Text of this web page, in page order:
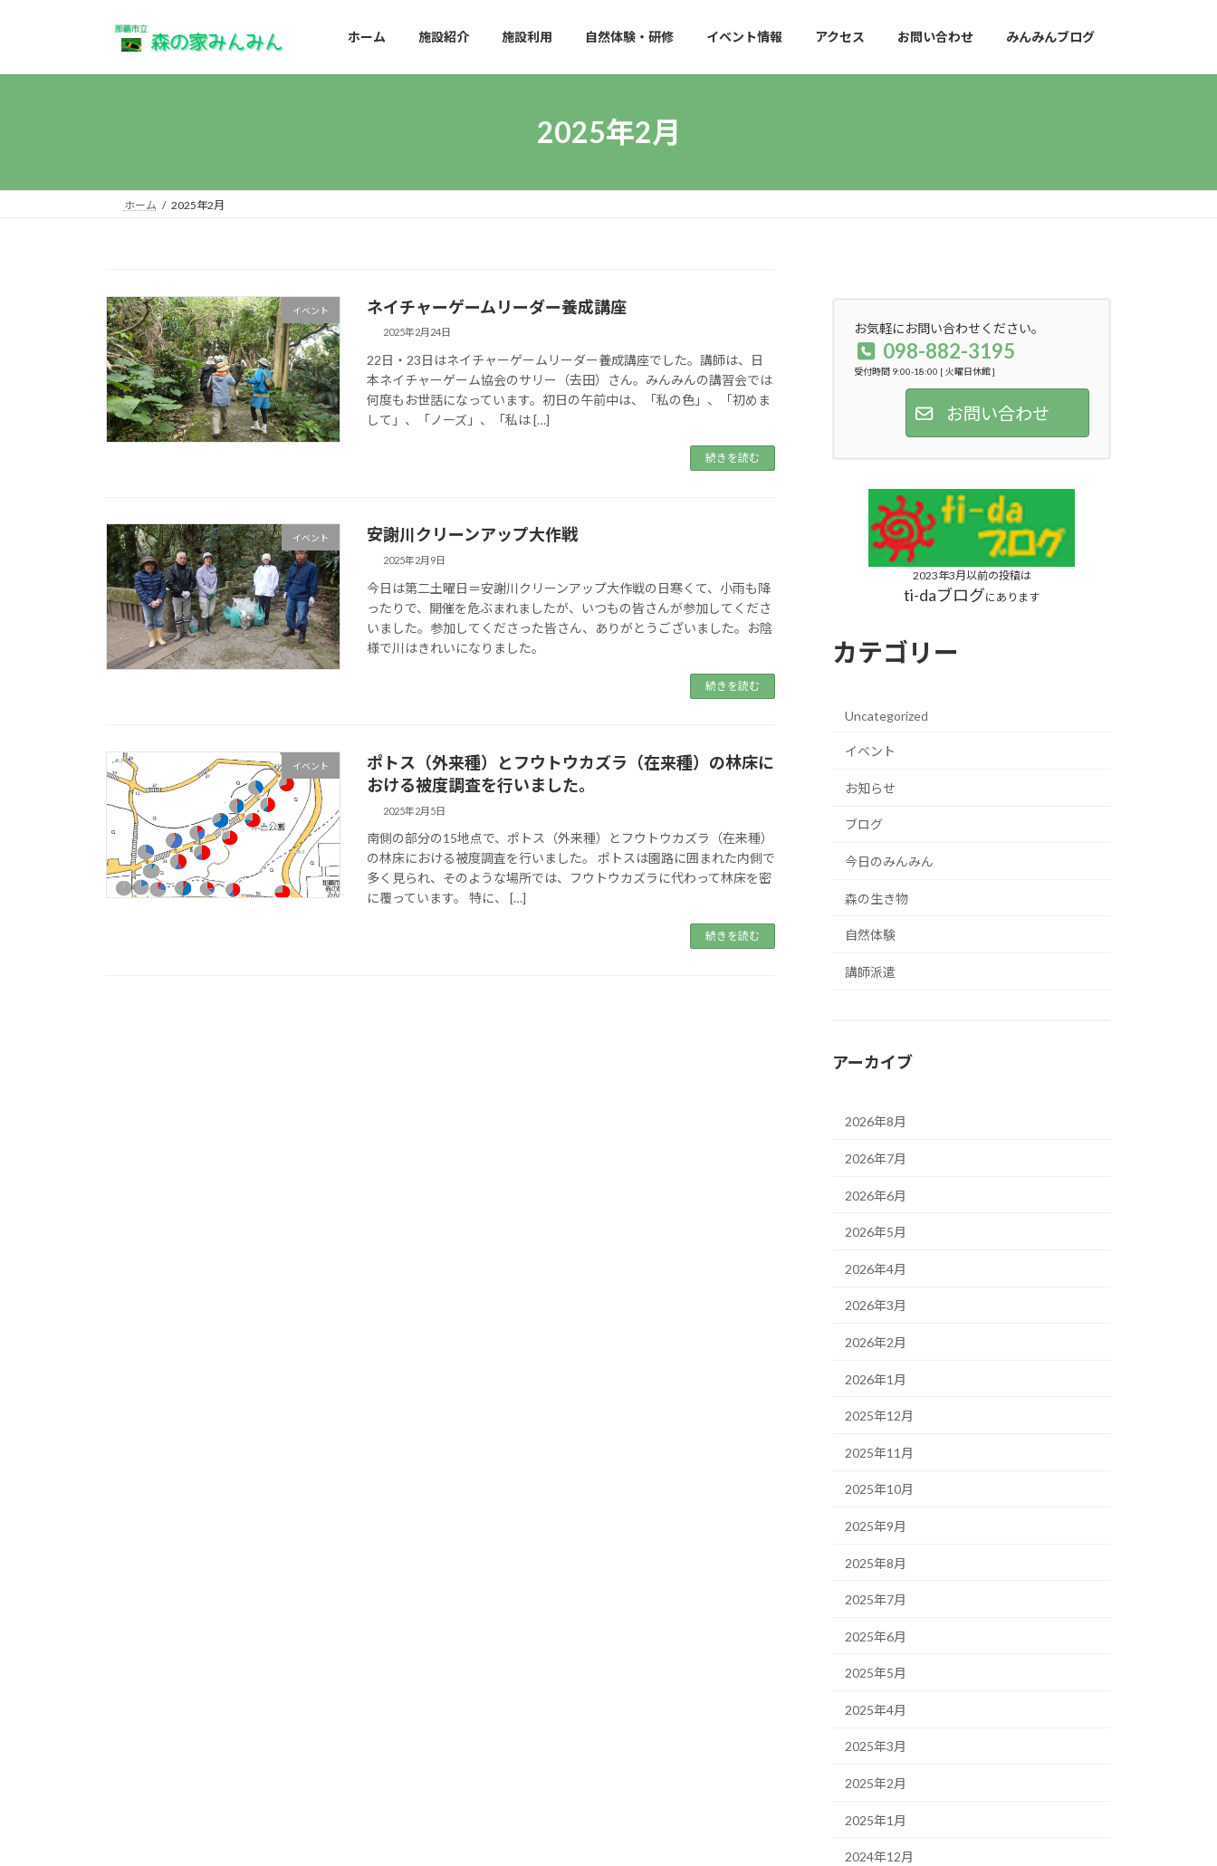
ン
ー
ホーム 施設紹介 施設利用 自然体験・研修 イベント情報 アクセス お問い合わせ みんみんブログ
2025年2月
ホーム 2025年2月
イベント ネイチャーゲームリーダー養成講座
2025年2月24日
22日・23日はネイチャーゲームリーダー養成講座でした。講師は、日
本ネイチャーゲーム協会のサリー（去田）さん。みんみんの講習会では
何度もお世話になっています。初日の午前中は、「私の色」、「初めま
して」、「ノーズ」、「私は […]
続きを読む
イベント 安謝川クリーンアップ大作戦
2025年2月9日
今日は第二土曜日＝安謝川クリーンアップ大作戦の日寒くて、小雨も降
ったりで、開催を危ぶまれましたが、いつもの皆さんが参加してくださ
いました。参加してくださった皆さん、ありがとうございました。お陰
様で川はきれいになりました。
続きを読む
イベント
ポトス（外来種）とフウトウカズラ（在来種）の林床に
おける被度調査を行いました。
2025年2月5日
南側の部分の15地点で、ポトス（外来種）とフウトウカズラ（在来種）
の林床における被度調査を行いました。 ポトスは園路に囲まれた内側で
多く見られ、そのような場所では、フウトウカズラに代わって林床を密
に覆っています。 特に、 […]
続きを読む
お気軽にお問い合わせください。
098-882-3195
受付時間 9:00-18:00 [ 火曜日休館 ]
お問い合わせ
2023年3月以前の投稿は
ti-daブログにあります
カテゴリー
Uncategorized
イベント
お知らせ
ブログ
今日のみんみん
森の生き物
自然体験
講師派遣
アーカイブ
2026年8月
2026年7月
2026年6月
2026年5月
2026年4月
2026年3月
2026年2月
2026年1月
2025年12月
2025年11月
2025年10月
2025年9月
2025年8月
2025年7月
2025年6月
2025年5月
2025年4月
2025年3月
2025年2月
2025年1月
2024年12月